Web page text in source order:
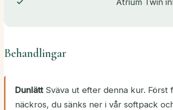
Behandlingar
DunlättSväva ut efter denna kur. Först
näckros, du sänks ner i vår softpack